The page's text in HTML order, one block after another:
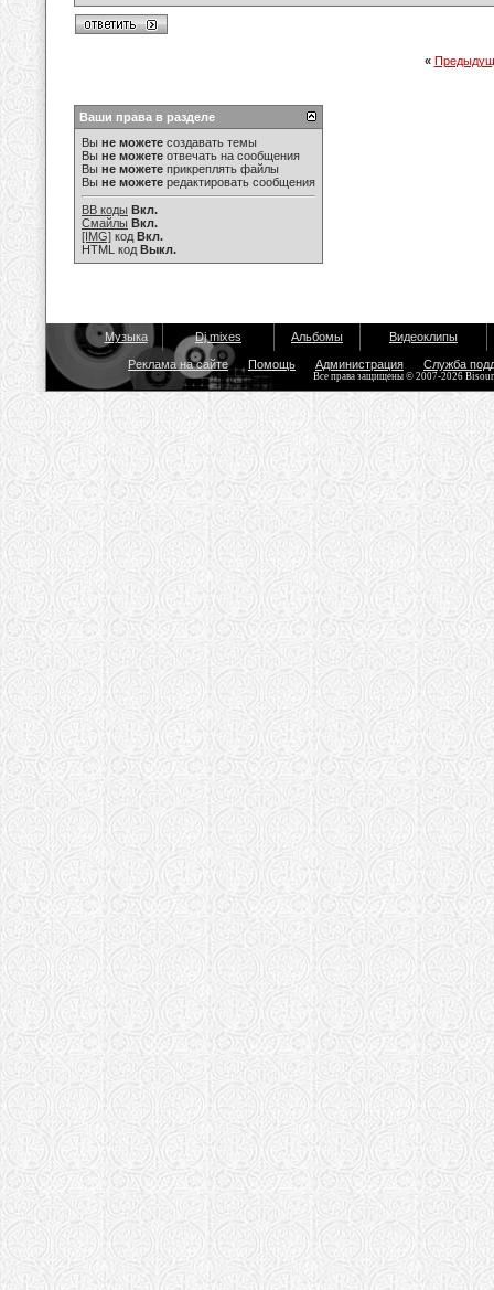
«
Ваши права в разделе
Вы не можете создавать темы
Вы не можете отвечать на сообщения
Вы не можете прикреплять файлы
Вы не можете редактировать сообщения
BB коды Вкл.
Смайлы Вкл.
[IMG] код Вкл.
HTML код Выкл.
Музыка Dj mixes Альбомы Видеоклипы
Реклама на сайте Помощь Администрация Служба
Все права защищены © 2007-2026